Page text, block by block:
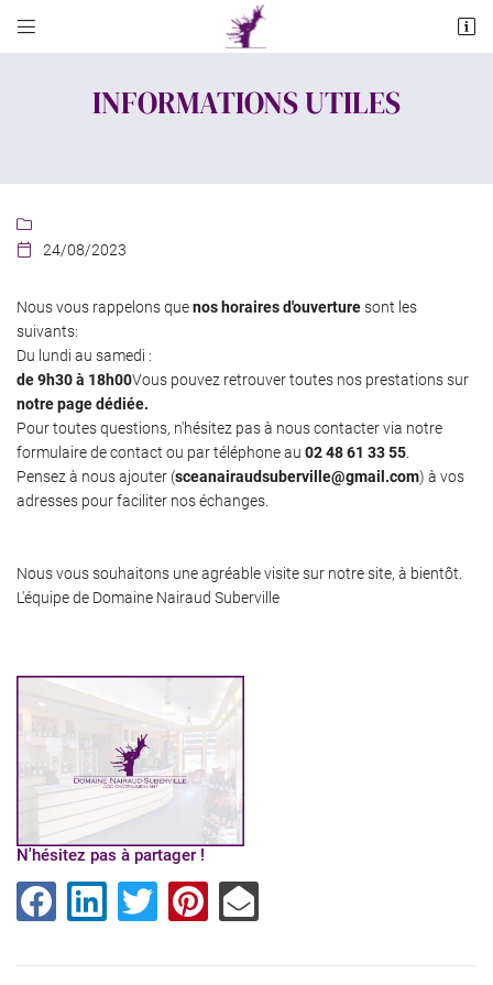
 
Cave Bituriges Route de Culan
02 48 61 33 55
 Adresse email de réception
En cochant cette case, vous consentez à recevoir nos propositions commerciales à
l'adresse email indiqué ci-dessus. Vous pouvez vous désinscrire à tout moment en
utilisant
INSCRIPTION
INFORMATIONS UTILES


24/08/2023
Nous vous rappelons quenos horaires d'ouverturesont les
suivants:
Du lundi au samedi :
de 9h30 à 18h00Vous pouvez retrouver toutes nos prestations sur
notre page dédiée.
Pour toutes questions, n'hésitez pas à nous contacter via notre
formulaire de contact ou par téléphone au 02 48 61 33 55
Pensez à nous ajouter (sceanairaudsuberville@gmail.com) à vos
adresses pour faciliter nos échanges.
Nous vous souhaitons une agréable visite sur notre site, à bientôt.
L'équipe de Domaine Nairaud Suberville
N'hésitez pas à partager !